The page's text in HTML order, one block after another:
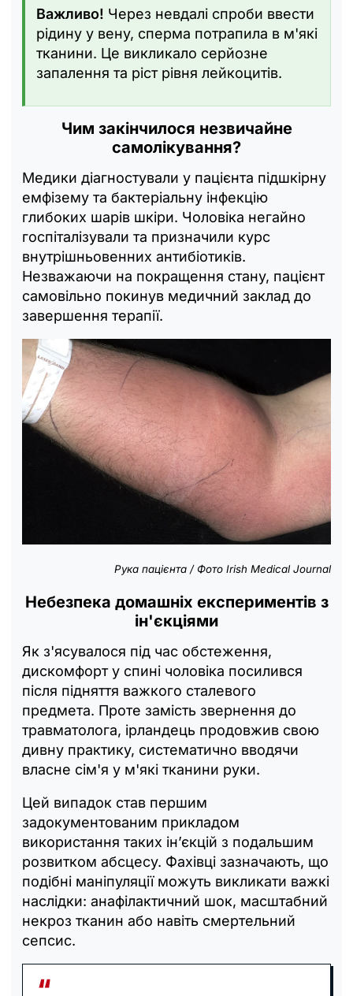
Важливо! Через невдалі спроби ввести
рідину у вену, сперма потрапила в м'які
тканини. Це викликало серйозне
запалення та ріст рівня лейкоцитів.
Чим закінчилося незвичайне
самолікування?
Медики діагностували у пацієнта підшкірну
емфізему та бактеріальну інфекцію
глибоких шарів шкіри. Чоловіка негайно
госпіталізували та призначили курс
внутрішньовенних антибіотиків.
Незважаючи на покращення стану, пацієнт
самовільно покинув медичний заклад до
завершення терапії.
Рука пацієнта / Фото Irish Medical Journal
Небезпека домашніх експериментів з
ін'єкціями
Як з'ясувалося під час обстеження,
дискомфорт у спині чоловіка посилився
після підняття важкого сталевого
предмета. Проте замість звернення до
травматолога, ірландець продовжив свою
дивну практику, систематично вводячи
власне сім'я у м'які тканини руки.
Цей випадок став першим
задокументованим прикладом
використання таких ін’єкцій з подальшим
розвитком абсцесу. Фахівці зазначають, що
подібні маніпуляції можуть викликати важкі
наслідки: анафілактичний шок, масштабний
некроз тканин або навіть смертельний
сепсис.